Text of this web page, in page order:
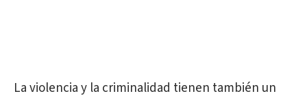
La violencia y la criminalidad tienen también un